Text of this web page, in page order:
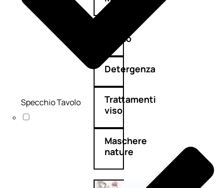
Bagno
Detergenza
Trattamenti
viso
Maschere
nature
Specchio Tavolo